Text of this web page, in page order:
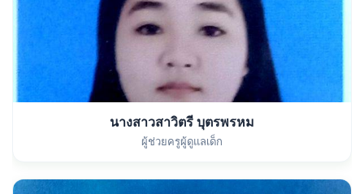
นางสาวสาวิตรี บุตรพรหม
ผู้ช่วยครูผู้ดูแลเด็ก